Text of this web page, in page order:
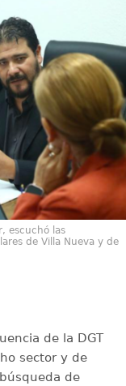
escuchó las
de Villa Nueva y de
de la DGT
sector y de
de